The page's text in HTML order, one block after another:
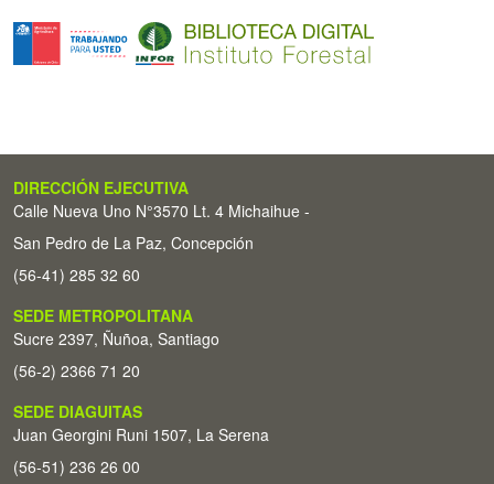
DIRECCIÓN EJECUTIVA
Calle Nueva Uno N°3570 Lt. 4 Michaihue -
San Pedro de La Paz, Concepción
(56-41) 285 32 60
SEDE METROPOLITANA
Sucre 2397, Ñuñoa, Santiago
(56-2) 2366 71 20
SEDE DIAGUITAS
Juan Georgini Runi 1507, La Serena
(56-51) 236 26 00